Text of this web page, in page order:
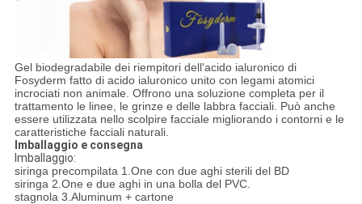
Gel biodegradabile dei riempitori dell'acido ialuronico di
Fosyderm fatto di acido ialuronico unito con legami atomici
incrociati non animale. Offrono una soluzione completa per il
trattamento le linee, le grinze e delle labbra facciali. Può anche
essere utilizzata nello scolpire facciale migliorando i contorni e le
caratteristiche facciali naturali.
Imballaggio e consegna
Imballaggio:
siringa precompilata 1.One con due aghi sterili del BD
siringa 2.One e due aghi in una bolla del PVC.
stagnola 3.Aluminum + cartone